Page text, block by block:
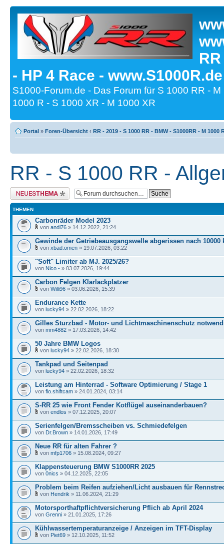
- HP 4 Race -
S1000-Forum.de - Das Forum für S 1000 RR -
1000 R - S 1000 XR - M 1000 XR
Portal » Foren-Übersicht ‹ RR - 2019 - S 1000 RR - BMW - S1000RR - M 1000
RR - S 1000 RR -
Neues Thema erstellen
THEMEN
Carbonräder Model 2023
von andi76 » 14.12.2022, 21:24
Gewinde der Getriebeausgangswelle abgerissen nach 10000
von xbad.omen » 19.07.2026, 03:22
"Soft" Limiter ab MJ. 2025/26?
von Nico.- » 03.07.2026, 19:44
Carbon Felgen Klarlackplatzer
von Willi96 » 03.06.2026, 15:39
Endurance Kette
von lucky94 » 22.02.2026, 18:22
Gilles Sturzbad - Motor- und Lichtmaschinenschutz
von mm4882 » 17.03.2026, 14:42
50 Jahre BMW Logos
von lucky94 » 22.02.2026, 18:30
Tankpad und Seitenpad
von lucky94 » 22.02.2026, 18:32
Leistung am Hinterrad - Software Optimierung / Stage 1
von flo.shiftcam » 24.01.2024, 03:14
S-RR 25 wie Front Fender Kotflügel auseinanderbauen?
von endlos » 07.12.2025, 20:07
Serienfelgen/Bremsscheiben vs. Schmiedefelgen
von Dr.Brown » 14.01.2026, 17:49
Neue RR für alten Fahrer ?
von mfp1706 » 15.08.2024, 09:27
Klappensteuerung BMW S1000RR 2025
von 0nics » 04.12.2025, 22:05
Problem beim Reifen aufziehen/Licht ausbauen für
von Hendrik » 11.06.2024, 21:29
Motorsporthaftpflichtversicherung Pflich ab April 2024
von Grenni » 21.01.2025, 17:26
Kühlwassertemperaturanzeige / Anzeigen im TFT-Display
von Piet69 » 12.10.2025, 11:52